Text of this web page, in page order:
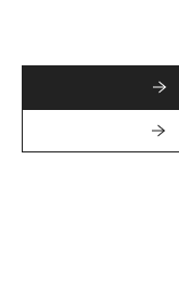
Signé: Oui
Signed Print